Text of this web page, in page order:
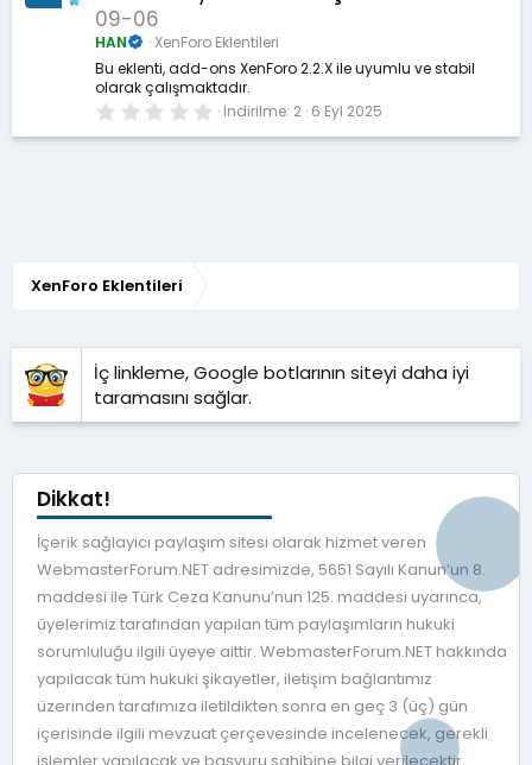
09-06
HAN
XenForo Eklentileri
Bu eklenti, add-ons XenForo 2.2.X ile uyumlu ve stabil
olarak çalışmaktadır.
0
0
İndirilme 2 6 Eyl 2025
XenForo Eklentileri
İç linkleme, Google botlarının siteyi daha iyi
taramasını sağlar.
Dikkat!
İçerik sağlayıcı paylaşım sitesi olarak hizmet veren
WebmasterForum.NET adresimizde, 5651 Sayılı Kanun’un 8.
maddesi ile Türk Ceza Kanunu’nun 125. maddesi uyarınca,
üyelerimiz tarafından yapılan tüm paylaşımların hukuki
sorumluluğu ilgili üyeye aittir. WebmasterForum.NET hakkında
yapılacak tüm hukuki şikayetler, iletişim bağlantımız
üzerinden tarafımıza iletildikten sonra en geç 3 (üç) gün
içerisinde ilgili mevzuat çerçevesinde incelenecek, gerekli
işlemler yapılacak ve başvuru sahibine bilgi verilecektir.